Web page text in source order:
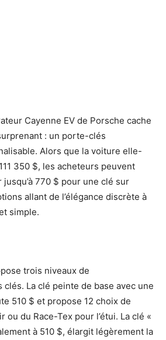
Cayenne EV de Porsche cache
: un porte-clés
Alors que la voiture elle-
350 $, les acheteurs peuvent
770 $ pour une clé sur
allant de l’élégance discrète à
simple.
trois niveaux de
La clé peinte de base avec une
510 $ et propose 12 choix de
ou du Race-Tex pour l’étui. La clé «
à 510 $, élargit légèrement la